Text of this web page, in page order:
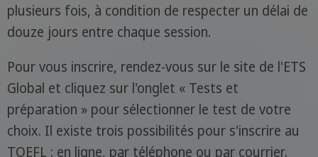
plusieurs fois, à condition de respecter un délai de
douze jours entre chaque session.
Pour vous inscrire, rendez-vous sur le site de l'ETS
Global et cliquez sur l'onglet « Tests et
préparation » pour sélectionner le test de votre
choix. Il existe trois possibilités pour s'inscrire au
TOEFL : en ligne, par téléphone ou par courrier.